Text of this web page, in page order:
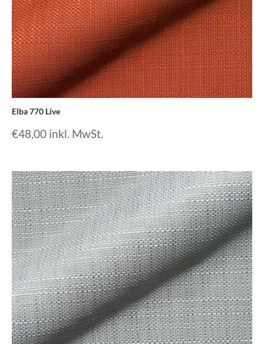
Elba 770 Live
€48,00 inkl. MwSt.